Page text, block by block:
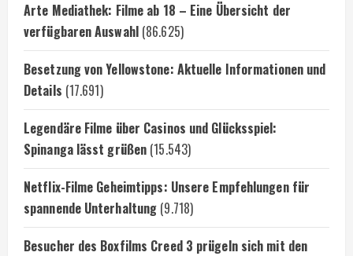
Arte Mediathek: Filme ab 18 – Eine Übersicht der
verfügbaren Auswahl (86.625)
Besetzung von Yellowstone: Aktuelle Informationen und
Details (17.691)
Legendäre Filme über Casinos und Glücksspiel:
Spinanga lässt grüßen (15.543)
Netflix-Filme Geheimtipps: Unsere Empfehlungen für
spannende Unterhaltung (9.718)
Besucher des Boxfilms Creed 3 prügeln sich mit den